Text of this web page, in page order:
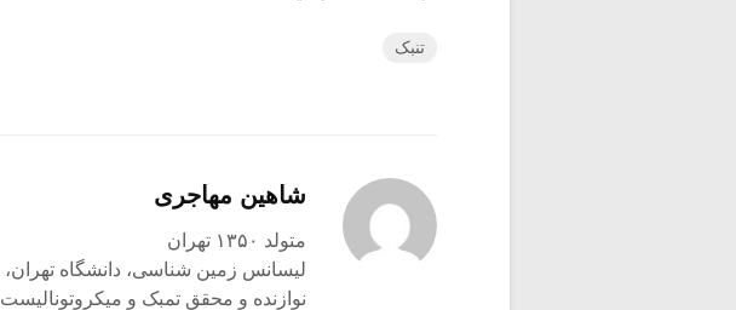
تنبک
شاهین مهاجری
متولد ۱۳۵۰ تهران
لیسانس زمین شناسی، دانشگاه تهران، ۱۳۷۴
نوازنده و محقق تمبک و میکروتونالیست